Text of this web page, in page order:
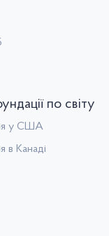
по світу
у США
в Канаді